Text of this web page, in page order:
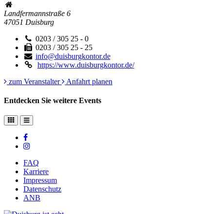
Landfermannstraße 6
47051 Duisburg
0203 / 305 25 - 0
0203 / 305 25 - 25
info@duisburgkontor.de
https://www.duisburgkontor.de/
zum Veranstalter
Anfahrt planen
Entdecken Sie weitere Events
FAQ
Karriere
Impressum
Datenschutz
ANB